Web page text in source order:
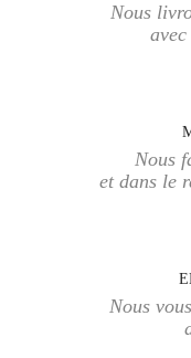
Nous
Nous
et dans le
Nous